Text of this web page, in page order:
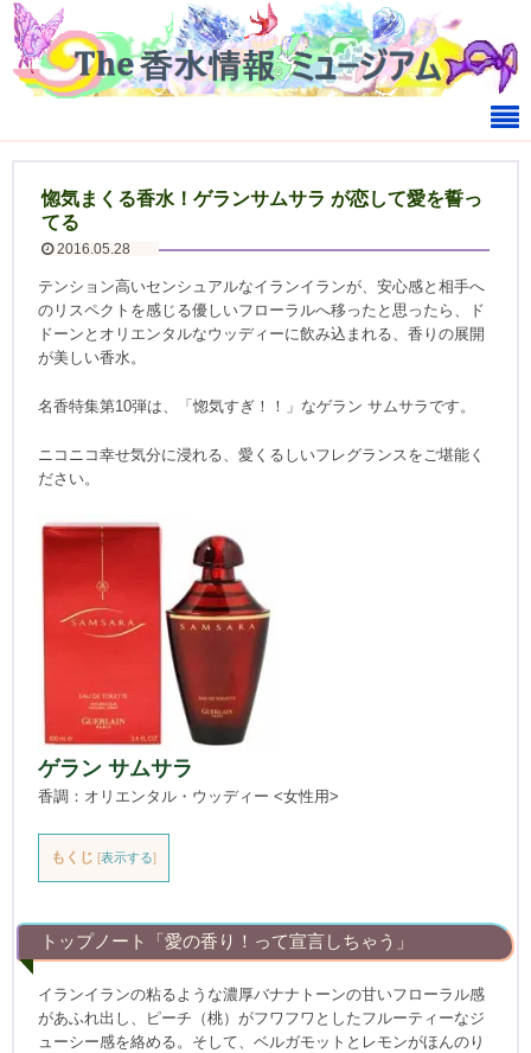
惚気まくる香水！ゲランサムサラ が恋して愛を誓っ
てる
2016.05.28
テンション高いセンシュアルなイランイランが、安心感と相手へ
のリスペクトを感じる優しいフローラルへ移ったと思ったら、ド
ドーンとオリエンタルなウッディーに飲み込まれる、香りの展開
が美しい香水。
名香特集第10弾は、「惚気すぎ！！」なゲラン サムサラです。
ニコニコ幸せ気分に浸れる、愛くるしいフレグランスをご堪能く
ださい。
ゲラン サムサラ
香調：オリエンタル・ウッディー <女性用>
もくじ [表示する]
トップノート「愛の香り！って宣言しちゃう」
イランイランの粘るような濃厚バナナトーンの甘いフローラル感
があふれ出し、ピーチ（桃）がフワフワとしたフルーティーなジ
ューシー感を絡める。そして、ベルガモットとレモンがほんのり